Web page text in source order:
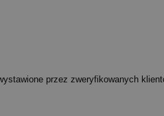
przez zweryfikowanych